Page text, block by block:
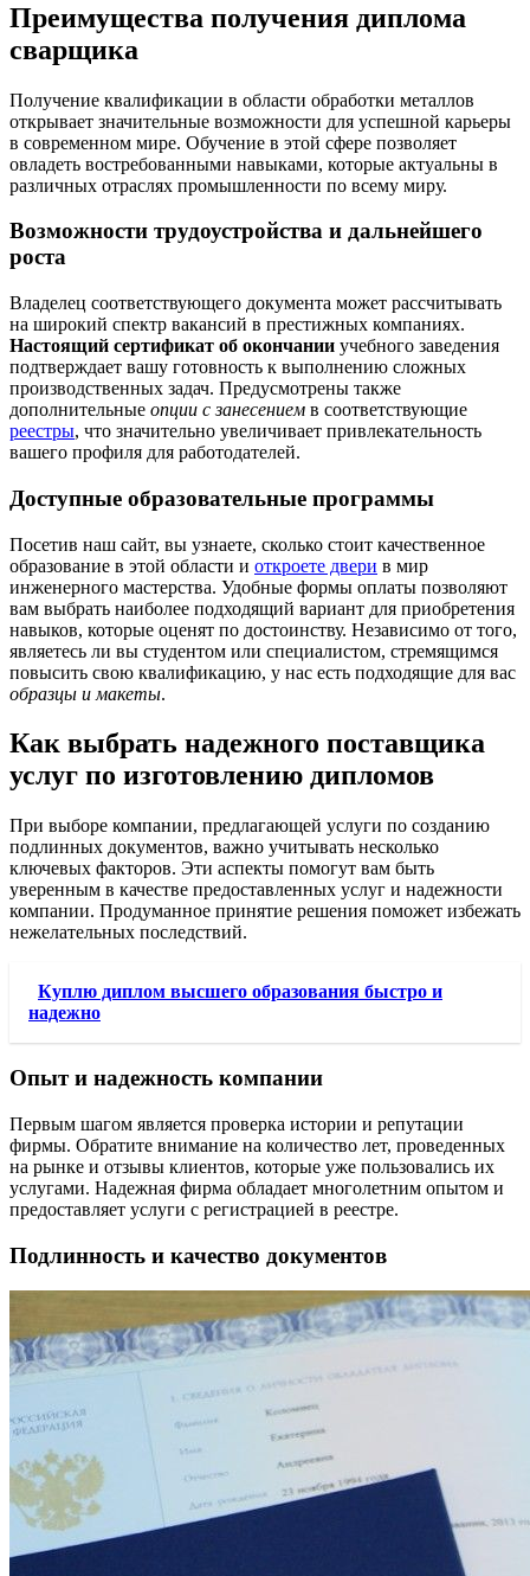
Преимущества получения диплома
сварщика
Получение квалификации в области обработки металлов
открывает значительные возможности для успешной карьеры
в современном мире. Обучение в этой сфере позволяет
овладеть востребованными навыками, которые актуальны в
различных отраслях промышленности по всему миру.
Возможности трудоустройства и дальнейшего
роста
Владелец соответствующего документа может рассчитывать
на широкий спектр вакансий в престижных компаниях.
Настоящий сертификат об окончании учебного заведения
подтверждает вашу готовность к выполнению сложных
производственных задач. Предусмотрены также
дополнительные опции с занесением в соответствующие
реестры, что значительно увеличивает привлекательность
вашего профиля для работодателей.
Доступные образовательные программы
Посетив наш сайт, вы узнаете, сколько стоит качественное
образование в этой области и откроете двери в мир
инженерного мастерства. Удобные формы оплаты позволяют
вам выбрать наиболее подходящий вариант для приобретения
навыков, которые оценят по достоинству. Независимо от того,
являетесь ли вы студентом или специалистом, стремящимся
повысить свою квалификацию, у нас есть подходящие для вас
образцы и макеты.
Как выбрать надежного поставщика
услуг по изготовлению дипломов
При выборе компании, предлагающей услуги по созданию
подлинных документов, важно учитывать несколько
ключевых факторов. Эти аспекты помогут вам быть
уверенным в качестве предоставленных услуг и надежности
компании. Продуманное принятие решения поможет избежать
нежелательных последствий.
Куплю диплом высшего образования быстро и
надежно
Опыт и надежность компании
Первым шагом является проверка истории и репутации
фирмы. Обратите внимание на количество лет, проведенных
на рынке и отзывы клиентов, которые уже пользовались их
услугами. Надежная фирма обладает многолетним опытом и
предоставляет услуги с регистрацией в реестре.
Подлинность и качество документов